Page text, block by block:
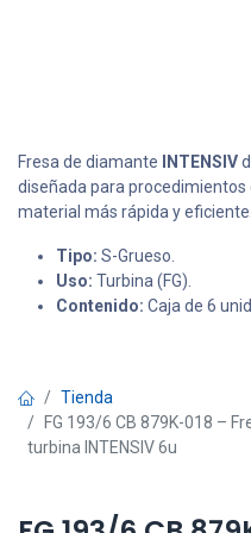
Fresa de diamante INTENSIV
diseñada para
material más rápida y
Tipo: S-Grueso.
Uso: Turbina (FG).
Contenido: Caja de 6
Tienda
FG 193/6 CB 879K-018 –
turbina INTENSIV 6u